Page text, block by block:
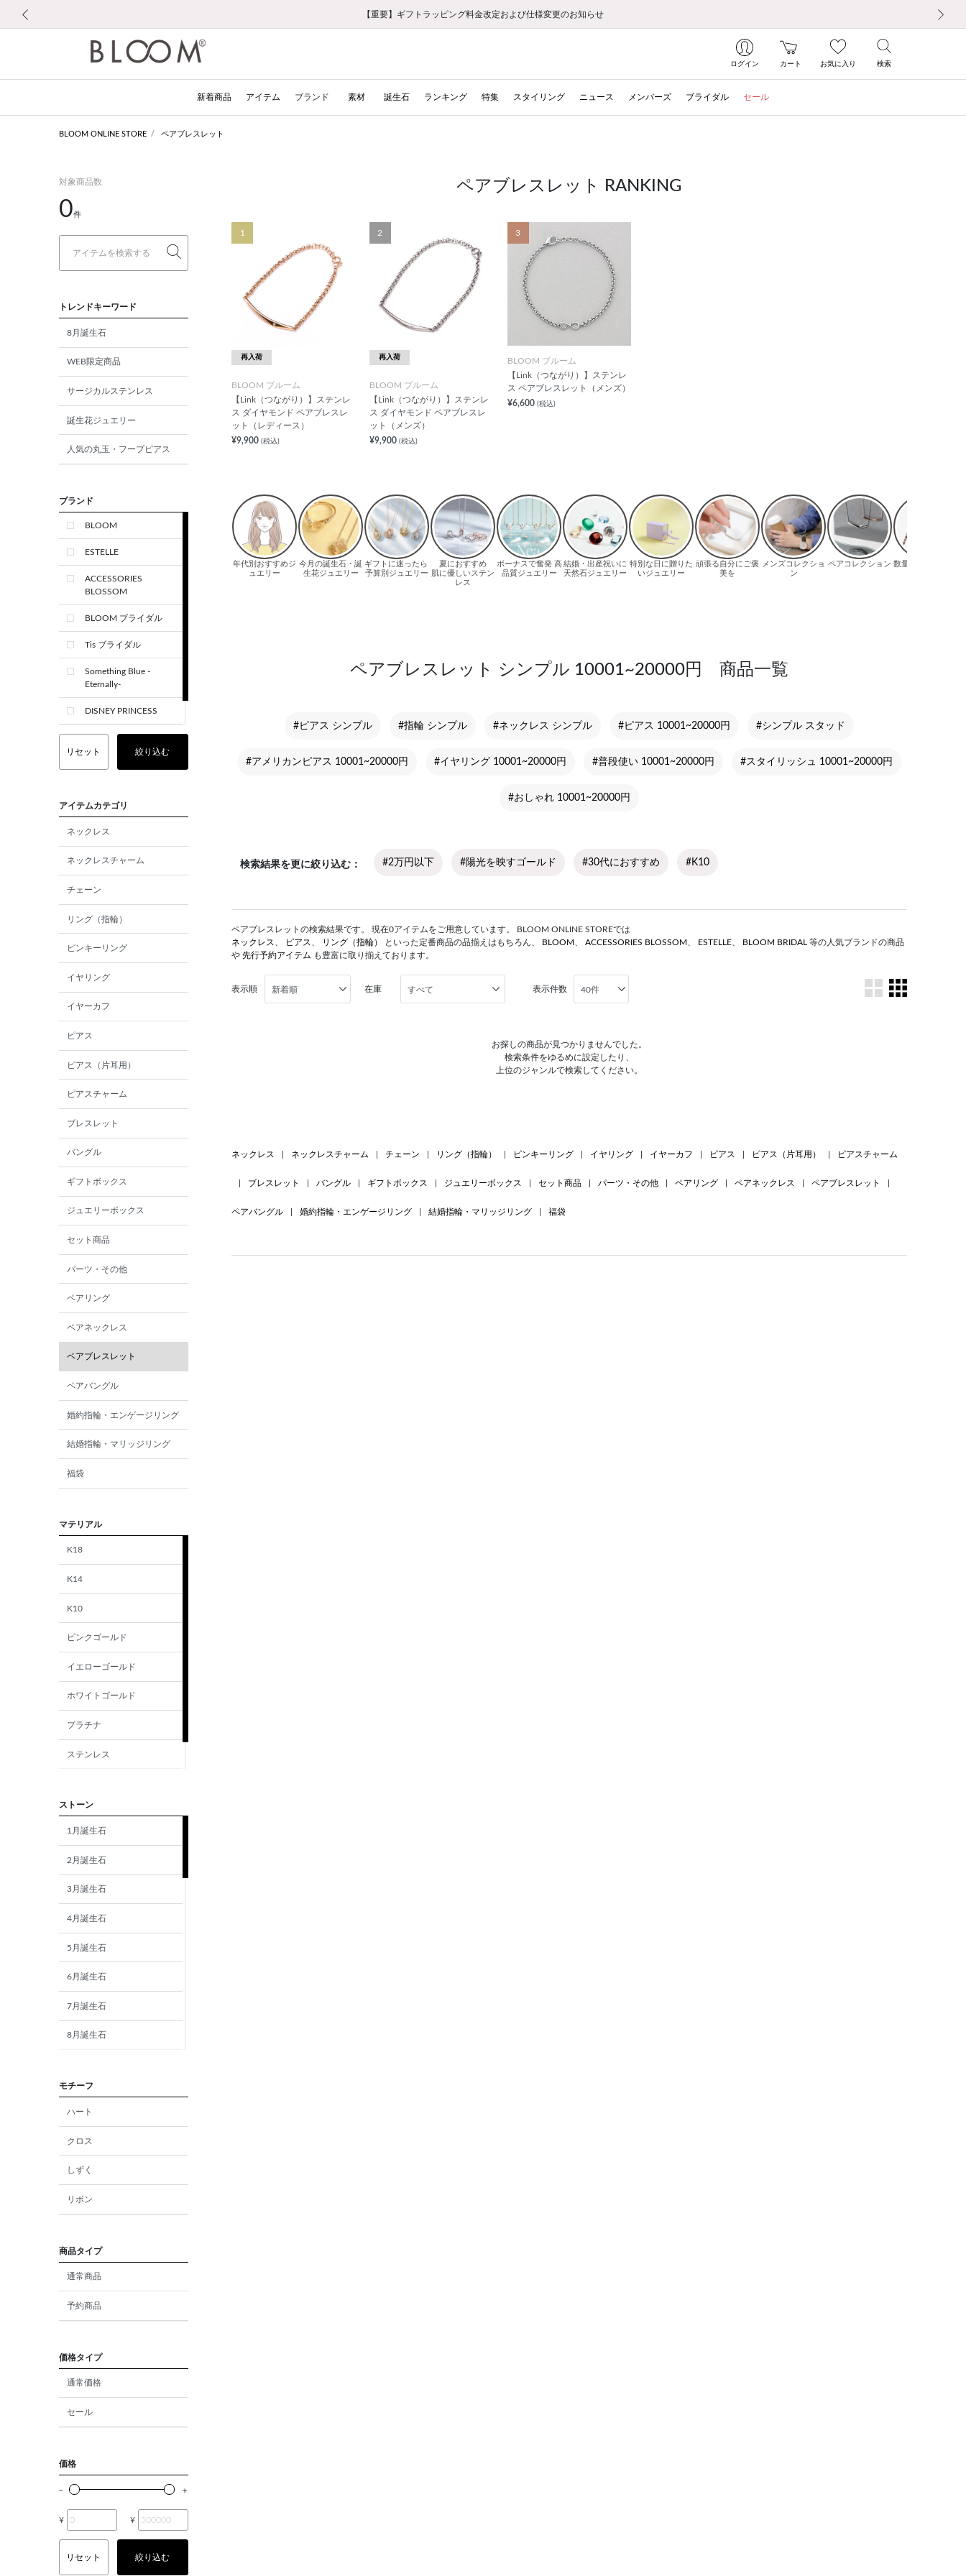
お修理・アフターサービスのご案内
【重要】令和８年熊本地震に伴う集配への影響について
【重要】ギフトラッピング料金改定および仕様変更のお知らせ
【重要】夏季休業の営業についてのご案内
税込5,500円以上で送料無料｜最短24時間以内に発送
新規会員登録で1000ポイントプレゼント！
新規LINE友だち登録で500円クーポンプレゼント
会員限定！レビュー投稿で100ポイントプレゼント
お修理・アフターサービスのご案内
【重要】令和８年熊本地震に伴う集配への影響について
ログイン カート お気に入り 検索
新着商品 アイテム ブランド 素材 誕生石 ランキング 特集 スタイリング ニュース メンバーズ ブライダル セール
BLOOM ONLINE STORE ペアブレスレット
対象商品数
0件
トレンドキーワード
8月誕生石
WEB限定商品
サージカルステンレス
誕生花ジュエリー
人気の丸玉・フープピアス
ブランド
BLOOM
ESTELLE
ACCESSORIES
BLOSSOM
BLOOM ブライダル
Tis ブライダル
Something Blue -
Eternally-
DISNEY PRINCESS
CREST+
リセット
絞り込む
アイテムカテゴリ
ネックレス
ネックレスチャーム
チェーン
リング（指輪）
ピンキーリング
イヤリング
イヤーカフ
ピアス
ピアス（片耳用）
ピアスチャーム
ブレスレット
バングル
ギフトボックス
ジュエリーボックス
セット商品
パーツ・その他
ペアリング
ペアネックレス
ペアブレスレット
ペアバングル
婚約指輪・エンゲージリング
結婚指輪・マリッジリング
福袋
マテリアル
K18
K14
K10
ピンクゴールド
イエローゴールド
ホワイトゴールド
プラチナ
ステンレス
ストーン
1月誕生石
2月誕生石
3月誕生石
4月誕生石
5月誕生石
6月誕生石
7月誕生石
8月誕生石
エメラルド
パール
ムーンストーン
トルマリン
オパール
モチーフ
ハート
クロス
しずく
リボン
商品タイプ
通常商品
予約商品
価格タイプ
通常価格
セール
価格
¥ ¥
リセット 絞り込む
ペアブレスレット RANKING
1
再入荷
BLOOM ブルーム
【Link（つながり）】ステンレ
ス ダイヤモンド ペアブレスレ
ット（レディース）
¥9,900 (税込)
2
再入荷
BLOOM ブルーム
【Link（つながり）】ステンレ
ス ダイヤモンド ペアブレスレ
ット（メンズ）
¥9,900 (税込)
3
BLOOM ブルーム
【Link（つながり）】ステンレ
ス ペアブレスレット（メンズ）
¥6,600 (税込)
ペアブレスレット シンプル 10001~20000円 商品一覧
#ピアス シンプル #指輪 シンプル #ネックレス シンプル #ピアス 10001~20000円 #シンプル スタッド
#アメリカンピアス 10001~20000円 #イヤリング 10001~20000円 #普段使い 10001~20000円 #スタイリッシュ 10001~20000円
#おしゃれ 10001~20000円
検索結果を更に絞り込む #2万円以下 #陽光を映すゴールド #30代におすすめ #K10
ペアブレスレットの検索結果です。 現在0アイテムをご用意しています。 BLOOM ONLINE STOREでは
ネックレス
ピアス リング（指輪） といった定番商品の品揃えはもちろん、 BLOOM ACCESSORIES BLOSSOM ESTELLE BLOOM BRIDAL 等の人気ブランドの商品
や 先行予約アイテム も豊富に取り揃えております。
表示順 在庫 表示件数
お探しの商品が見つかりませんでした。
検索条件をゆるめに設定したり、
上位のジャンルで検索してください。
ネックレス ネックレスチャーム チェーン リング（指輪） ピンキーリング イヤリング イヤーカフ ピアス ピアス（片耳用） ピアスチャーム
ブレスレット バングル ギフトボックス ジュエリーボックス セット商品 パーツ・その他 ペアリング ペアネックレス ペアブレスレット
ペアバングル 婚約指輪・エンゲージリング 結婚指輪・マリッジリング 福袋